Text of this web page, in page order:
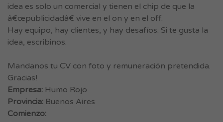
idea es solo un comercial y tienen el chip de que la
â€œpublicidadâ€ vive en el on y en el off.
Hay equipo, hay clientes, y hay desafíos. Si te gusta la
idea, escribinos.
Mandanos tu CV con foto y remuneración pretendida.
Gracias!
Empresa: Humo Rojo
Provincia: Buenos Aires
Comienzo: